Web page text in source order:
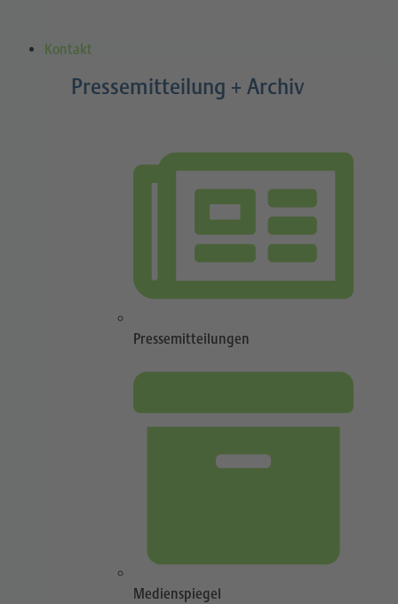
Kontakt
Pressemitteilung + Archiv
Pressemitteilungen
Medienspiegel